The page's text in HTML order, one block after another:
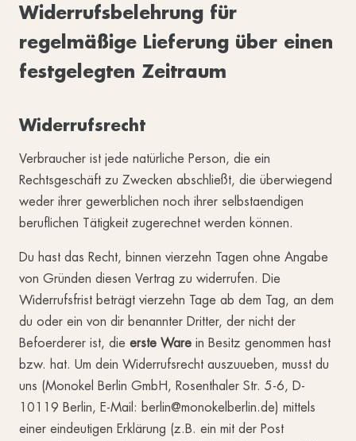
Widerrufsbelehrung für
regelmäßige Lieferung über einen
festgelegten Zeitraum
Widerrufsrecht
Verbraucher ist jede natürliche Person, die ein
Rechtsgeschäft zu Zwecken abschließt, die überwiegend
weder ihrer gewerblichen noch ihrer selbstaendigen
beruflichen Tätigkeit zugerechnet werden können.
Du hast das Recht, binnen vierzehn Tagen ohne Angabe
von Gründen diesen Vertrag zu widerrufen. Die
Widerrufsfrist beträgt vierzehn Tage ab dem Tag, an dem
du oder ein von dir benannter Dritter, der nicht der
Befoerderer ist, die erste Ware in Besitz genommen hast
bzw. hat. Um dein Widerrufsrecht auszuueben, musst du
uns (Monokel Berlin GmbH, Rosenthaler Str. 5-6, D-
10119 Berlin, E-Mail: berlin@monokelberlin.de) mittels
einer eindeutigen Erklärung (z.B. ein mit der Post